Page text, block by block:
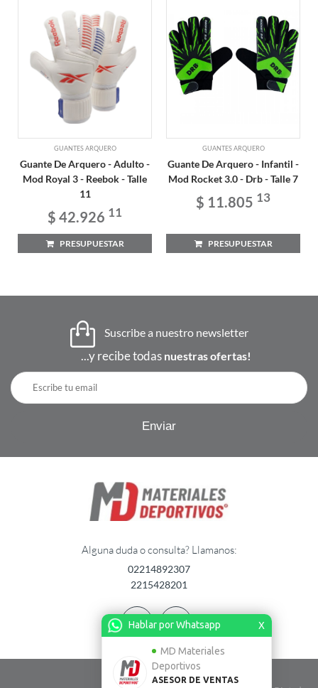
Hablar por Whatsapp X
MD Materiales
Deportivos
ASESOR DE VENTAS
GUANTES ARQUERO
Guante De Arquero - Adulto -
Mod Royal 3 - Reebok - Talle
11
$ 42.926 11
PRESUPUESTAR
GUANTES ARQUERO
Guante De Arquero - Infantil -
Mod Rocket 3.0 - Drb - Talle 7
$ 11.805 13
PRESUPUESTAR
Suscribe a nuestro newsletter
...y recibe todas nuestras ofertas!
Alguna duda o consulta? Llamanos:
02214892307
2215428201